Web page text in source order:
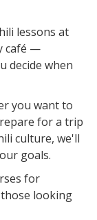
lessons at
café —
decide when
you want to
for a trip
culture, we'll
goals.
for
looking